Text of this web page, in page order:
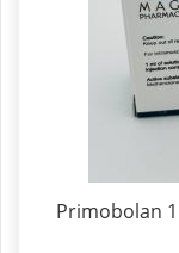
Primobolan